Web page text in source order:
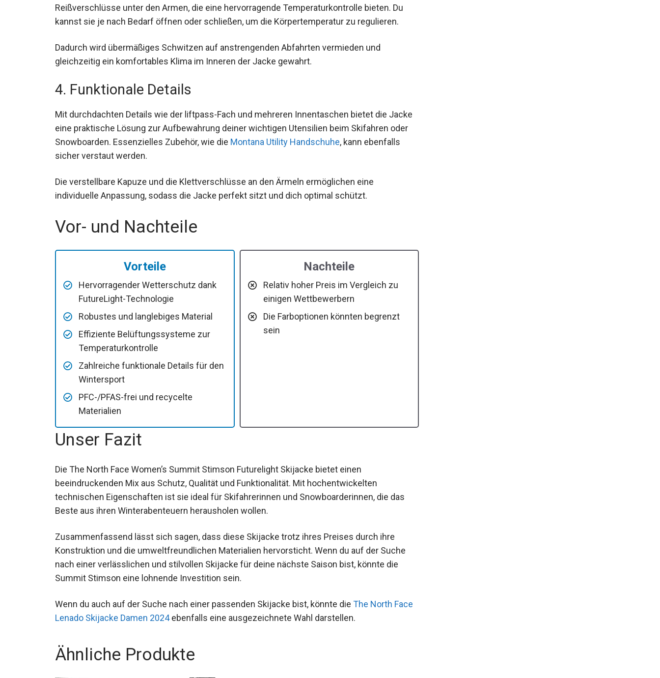
Reißverschlüsse unter den Armen, die eine hervorragende Temperaturkontrolle bieten. Du
kannst sie je nach Bedarf öffnen oder schließen, um die Körpertemperatur zu regulieren.
Dadurch wird übermäßiges Schwitzen auf anstrengenden Abfahrten vermieden und
gleichzeitig ein komfortables Klima im Inneren der Jacke gewahrt.
4. Funktionale Details
Mit durchdachten Details wie der liftpass-Fach und mehreren Innentaschen bietet die Jacke
eine praktische Lösung zur Aufbewahrung deiner wichtigen Utensilien beim Skifahren oder
Snowboarden. Essenzielles Zubehör, wie die Montana Utility Handschuhe, kann ebenfalls
sicher verstaut werden.
Die verstellbare Kapuze und die Klettverschlüsse an den Ärmeln ermöglichen eine
individuelle Anpassung, sodass die Jacke perfekt sitzt und dich optimal schützt.
Vor- und Nachteile
Vorteile
Hervorragender Wetterschutz dank
FutureLight-Technologie
Robustes und langlebiges Material
Effiziente Belüftungssysteme zur
Temperaturkontrolle
Zahlreiche funktionale Details für den
Wintersport
PFC-/PFAS-frei und recycelte
Materialien
Nachteile
Relativ hoher Preis im Vergleich zu
einigen Wettbewerbern
Die Farboptionen könnten begrenzt
sein
Unser Fazit
Die The North Face Women’s Summit Stimson Futurelight Skijacke bietet einen
beeindruckenden Mix aus Schutz, Qualität und Funktionalität. Mit hochentwickelten
technischen Eigenschaften ist sie ideal für Skifahrerinnen und Snowboarderinnen, die das
Beste aus ihren Winterabenteuern herausholen wollen.
Zusammenfassend lässt sich sagen, dass diese Skijacke trotz ihres Preises durch ihre
Konstruktion und die umweltfreundlichen Materialien hervorsticht. Wenn du auf der Suche
nach einer verlässlichen und stilvollen Skijacke für deine nächste Saison bist, könnte die
Summit Stimson eine lohnende Investition sein.
Wenn du auch auf der Suche nach einer passenden Skijacke bist, könnte die The North Face
Lenado Skijacke Damen 2024ebenfalls eine ausgezeichnete Wahl darstellen.
Ähnliche Produkte